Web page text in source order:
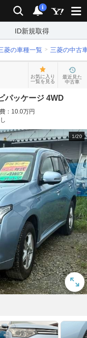
検索 通知
i
ID新規取得
菱の車種一覧 三菱の中古
お気に入り
一覧を見る
最近見た
中古車
パッケージ 4WD
： 10.0万円
1/20